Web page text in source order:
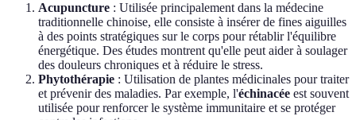
Acupuncture : Utilisée principalement dans la médecine
traditionnelle chinoise, elle consiste à insérer de fines aiguilles
à des points stratégiques sur le corps pour rétablir l'équilibre
énergétique. Des études montrent qu'elle peut aider à soulager
des douleurs chroniques et à réduire le stress.
Phytothérapie : Utilisation de plantes médicinales pour traiter
et prévenir des maladies. Par exemple, l'échinacée est souvent
utilisée pour renforcer le système immunitaire et se protéger